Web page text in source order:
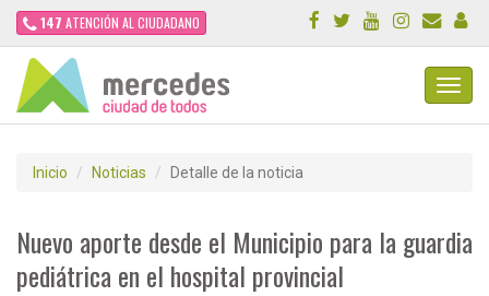
147 ATENCIÓN AL CIUDADANO
Inicio Noticias Detalle de la noticia
Nuevo aporte desde el Municipio para la guardia
pediátrica en el hospital provincial